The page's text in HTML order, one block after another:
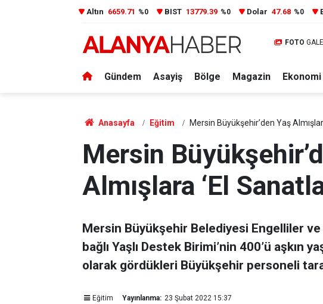
Altın 6659.71 %0 BIST 13779.39 %0 Dolar 47.68 %0
FOTO
Gündem Asayiş Bölge Magazin Ekonomi
Anasayfa Eğitim Mersin Büyükşehir’den Yaş
Mersin
Almışlara ‘El
Mersin Büyükşehir Belediyesi Engelliler ve
bağlı Yaşlı Destek Birimi’nin 400’ü aşkın
olarak gördükleri Büyükşehir personeli
Eğitim Yayınlanma: 23 Şubat 2022 15:37